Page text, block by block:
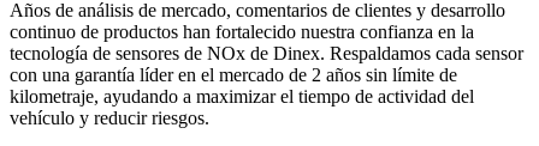
Años de análisis de mercado, comentarios de clientes y desarrollo
continuo de productos han fortalecido nuestra confianza en la
tecnología de sensores de NOx de Dinex. Respaldamos cada sensor
con una garantía líder en el mercado de 2 años sin límite de
kilometraje, ayudando a maximizar el tiempo de actividad del
vehículo y reducir riesgos.